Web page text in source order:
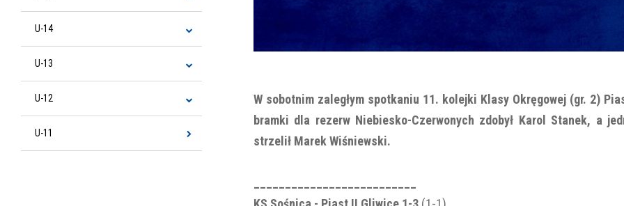
U-14
U-13
U-12
U-11
W sobotnim zaległym spotkaniu 11. kolejki Klasy Okręgowej (gr. 2)
bramki dla rezerw Niebiesko-Czerwonych zdobył Karol Stanek, a
strzelił Marek Wiśniewski.